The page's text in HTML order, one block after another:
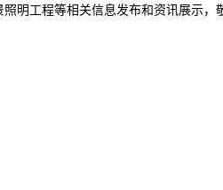
明工程等相关信息发布和资讯展示，